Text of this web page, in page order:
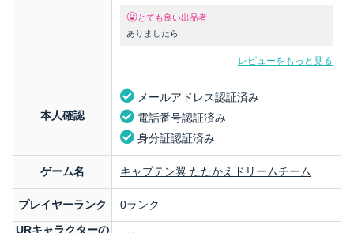
とても良い出品者
ありましたら
レビューをもっと見る
本人確認
メールアドレス認証済み
電話番号認証済み
身分証認証済み
ゲーム名 キャプテン翼 たたかえドリームチーム
プレイヤーランク
0ランク
URキャラクターの